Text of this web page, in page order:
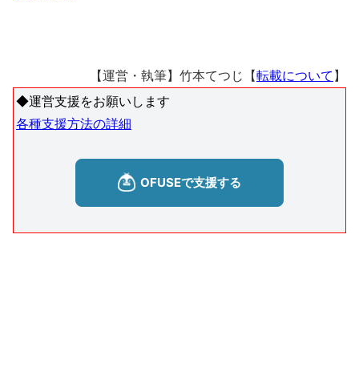
【運営・執筆】竹本てつじ【転載について 】
◆運営支援をお願いします
各種支援方法の詳細